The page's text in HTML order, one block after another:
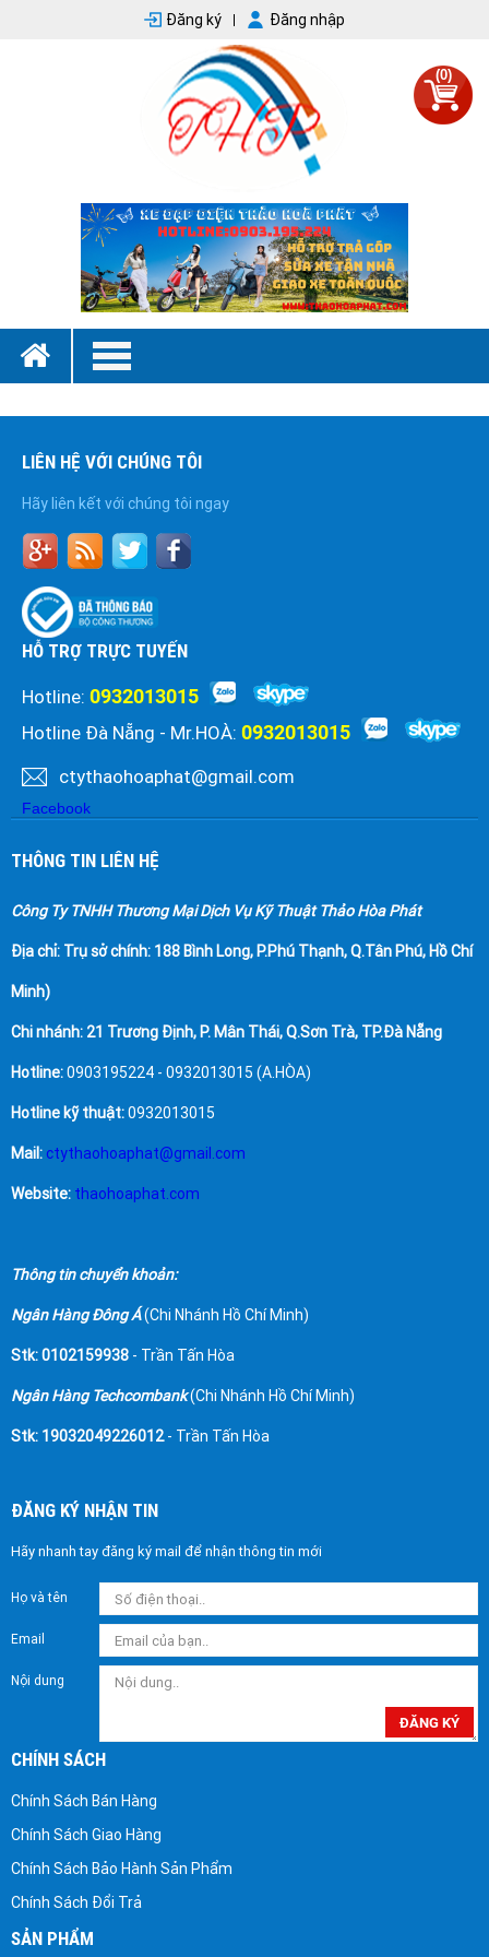
Đăng ký Đăng nhập
(0)
LIÊN HỆ VỚI CHÚNG TÔI
Hãy liên kết với chúng tôi ngay
HỖ TRỢ TRỰC TUYẾN
Hotline: 0932013015
Hotline Đà Nẵng - Mr.HOÀ: 0932013015
ctythaohoaphat@gmail.com
Facebook
THÔNG TIN LIÊN HỆ
Công Ty TNHH Thương Mại Dịch Vụ Kỹ Thuật Thảo Hòa Phát
Địa chỉ: Trụ sở chính: 188 Bình Long, P.Phú Thạnh, Q.Tân Phú, Hồ Chí
Minh)
Chi nhánh: 21 Trương Định, P. Mân Thái, Q.Sơn Trà, TP.Đà Nẵng
Hotline:0903195224 - 0932013015 (A.HÒA)
Hotline kỹ thuật:0932013015
Mail: ctythaohoaphat@gmail.com
Website: thaohoaphat.com
Thông tin chuyển khoản:
Ngân Hàng Đông Á(Chi Nhánh Hồ Chí Minh)
Stk: 0102159938 - Trần Tấn Hòa
Ngân Hàng Techcombank(Chi Nhánh Hồ Chí Minh)
Stk: 19032049226012- Trần Tấn Hòa
ĐĂNG KÝ NHẬN TIN
Hãy nhanh tay đăng ký mail để nhận thông tin mới
Họ và tên
Email
Nội dung
ĐĂNG KÝ
CHÍNH SÁCH
Chính Sách Bán Hàng
Chính Sách Giao Hàng
Chính Sách Bảo Hành Sản Phẩm
Chính Sách Đổi Trả
SẢN PHẨM